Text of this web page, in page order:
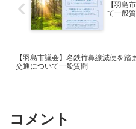
【羽島
て一般
【羽島市議会】名鉄竹鼻線減便を踏
交通について一般質問
コメント